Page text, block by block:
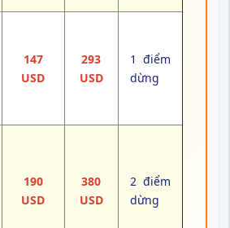
147
USD
293
USD
1 điểm
dừng
190
USD
380
USD
2 điểm
dừng